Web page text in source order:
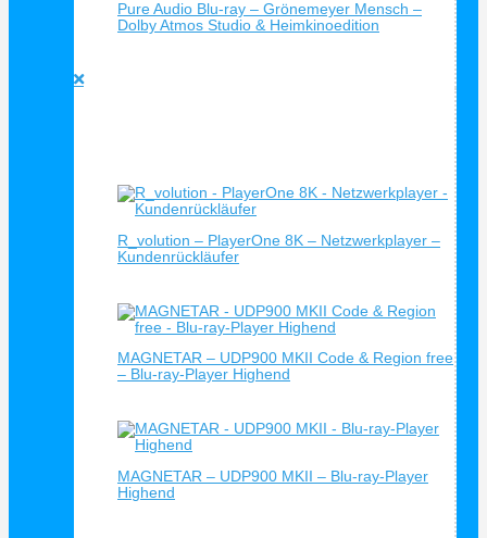
Pure Audio Blu-ray – Grönemeyer Mensch –
Dolby Atmos Studio & Heimkinoedition
R_volution – PlayerOne 8K – Netzwerkplayer –
Kundenrückläufer
MAGNETAR – UDP900 MKII Code & Region free
– Blu-ray-Player Highend
MAGNETAR – UDP900 MKII – Blu-ray-Player
Highend